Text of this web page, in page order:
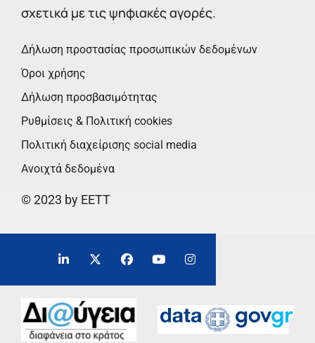
σχετικά με τις ψηφιακές αγορές.
Δήλωση προστασίας προσωπικών δεδομένων
Όροι χρήσης
Δήλωση προσβασιμότητας
Ρυθμίσεις & Πολιτική cookies
Πολιτική διαχείρισης social media
Ανοιχτά δεδομένα
© 2023 by EETT